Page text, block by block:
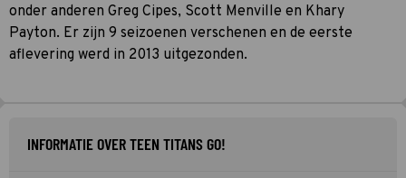
onder anderen Greg Cipes, Scott Menville en Khary
Payton. Er zijn 9 seizoenen verschenen en de eerste
aflevering werd in 2013 uitgezonden.
INFORMATIE OVER TEEN TITANS GO!